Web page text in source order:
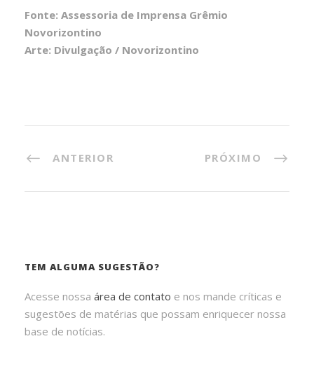
Fonte: Assessoria de Imprensa Grêmio
Novorizontino
Arte: Divulgação / Novorizontino
ANTERIOR PRÓXIMO
TEM ALGUMA SUGESTÃO?
Acesse nossa área de contato e nos mande críticas e
sugestões de matérias que possam enriquecer nossa
base de notícias.